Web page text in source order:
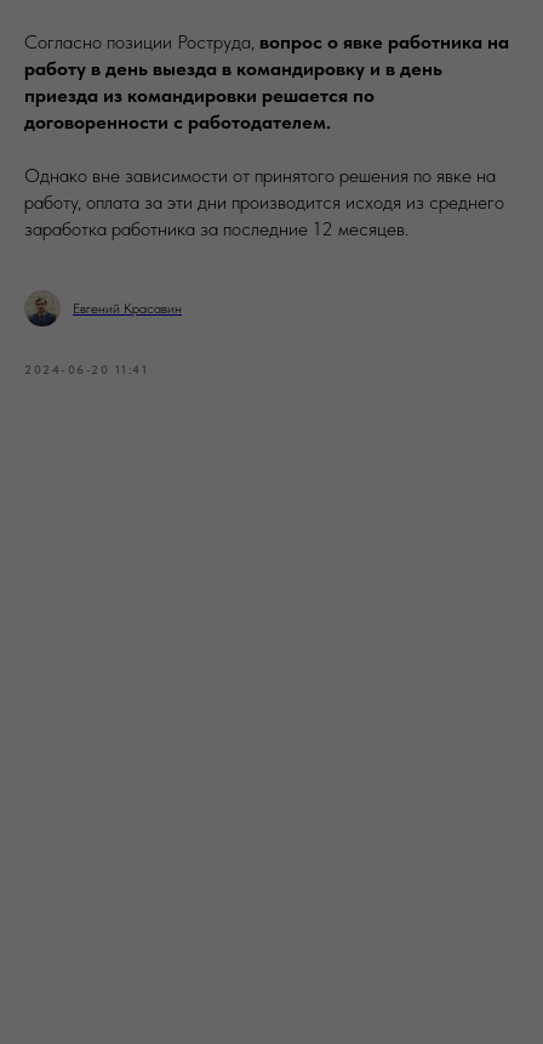
Согласно позиции Роструда, вопрос о явке работника на
работу в день выезда в командировку и в день
приезда из командировки решается по
договоренности с работодателем.
Однако вне зависимости от принятого решения по явке на
работу, оплата за эти дни производится исходя из среднего
заработка работника за последние 12 месяцев.
Евгений Красавин
2024-06-20 11:41